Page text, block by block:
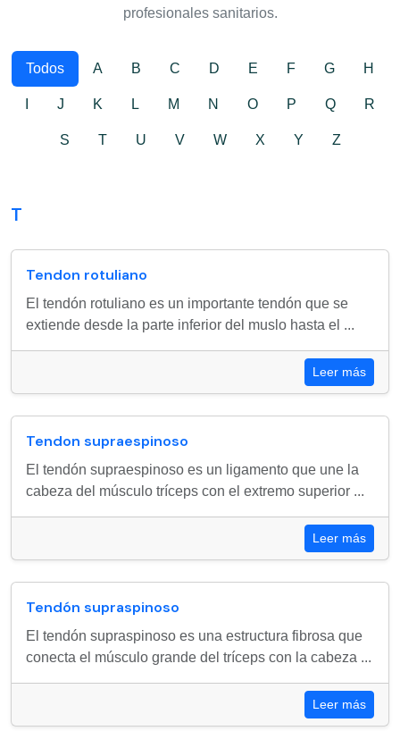
profesionales sanitarios.
Todos A B C D E F G H
J K L M N O P Q R
S T U V W X Y Z
T
Tendon rotuliano
El tendón rotuliano es un importante tendón que se
extiende desde la parte inferior del muslo hasta el ...
Leer más
Tendon supraespinoso
El tendón supraespinoso es un ligamento que une la
cabeza del músculo tríceps con el extremo superior ...
Leer más
Tendón supraspinoso
El tendón supraspinoso es una estructura fibrosa que
conecta el músculo grande del tríceps con la cabeza ...
Leer más